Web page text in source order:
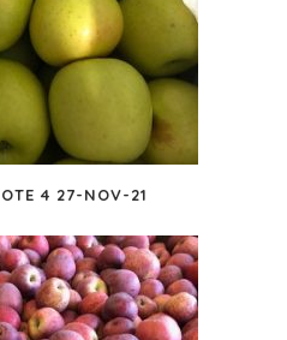
4 27-NOV-21